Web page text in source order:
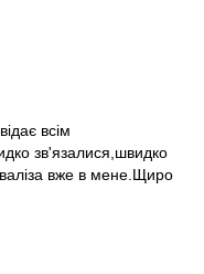
всім
зв'язалися,швидко
вже в мене.Щиро